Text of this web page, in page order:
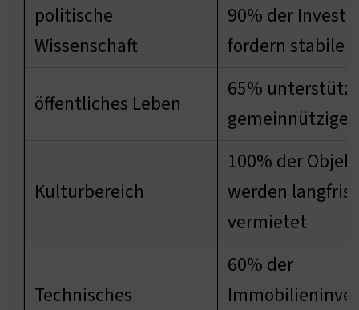
politische
Wissenschaft
90% der
fordern stabile
öffentliches Leben
65%
gemeinnützige
Kulturbereich
100% der
werden
vermietet
Technisches
60% der